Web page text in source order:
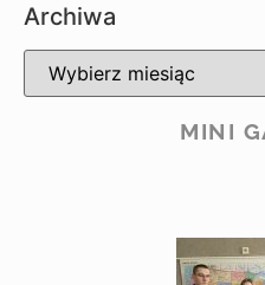
Archiwa
MINI